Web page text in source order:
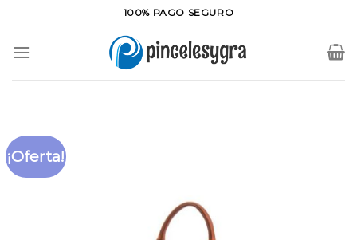
contenido
100% PAGO SEGURO
¡Oferta!